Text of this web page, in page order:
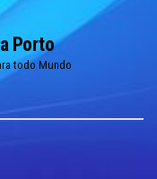
Porto
todo Mundo